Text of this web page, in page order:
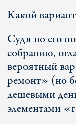
Какой
Судя по его
собранию,
вероятный
ремонт» (но
дешевыми
элементами